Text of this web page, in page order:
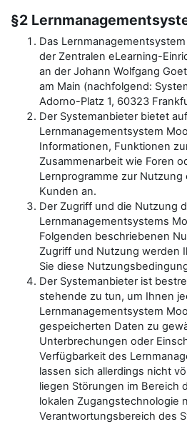
§2
Das
der Zentralen eLearning-
an der Johann Wolfgang
am Main (nachfolgend:
Adorno-Platz 1, 60323
Der Systemanbieter bietet
Lernmanagementsystem
Informationen, Funktionen
Zusammenarbeit wie Foren
Lernprogramme zur
Kunden an.
Der Zugriff und die Nutzung
Lernmanagementsystems
Folgenden beschriebenen
Zugriff und Nutzung werden
Sie diese
Der Systemanbieter ist
stehende zu tun, um Ihnen
Lernmanagementsystem
gespeicherten Daten zu
Unterbrechungen oder
Verfügbarkeit des
lassen sich allerdings nicht
liegen Störungen im Bereich
lokalen Zugangstechnologie
Verantwortungsbereich des